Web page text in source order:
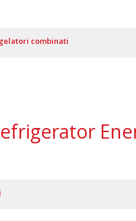
combinati